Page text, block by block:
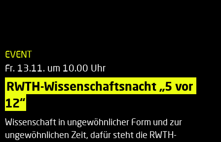
EVENT
Fr. 13.11. um 10.00 Uhr
RWTH-Wissenschaftsnacht „5 vor
12“
Wissenschaft in ungewöhnlicher Form und zur
ungewöhnlichen Zeit, dafür steht die RWTH-